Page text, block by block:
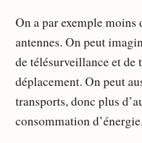
On a par exemple
antennes. On peut
de télésurveillance et de
déplacement. On peut
transports, donc plus
consommation d’énergie.